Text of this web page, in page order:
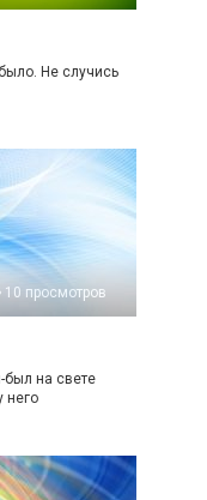
Не случись
10 просмотров
на свете
него